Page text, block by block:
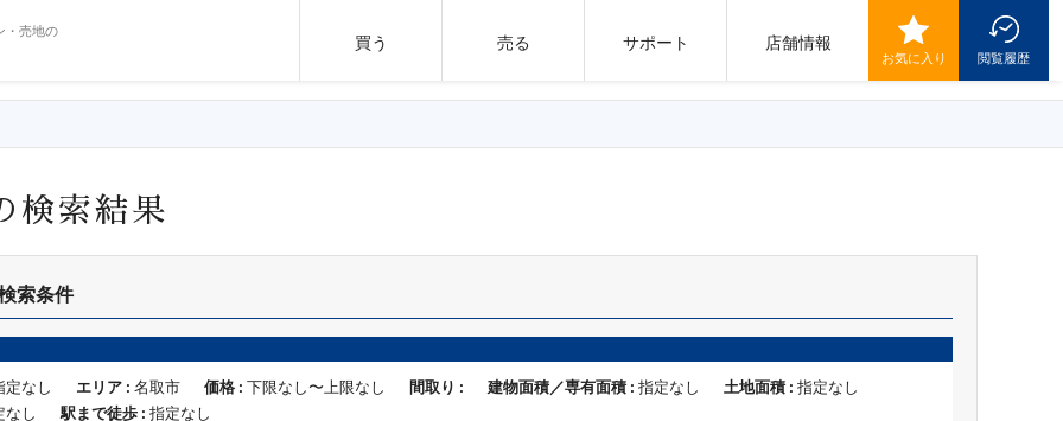
・売地の
買う 売る サポート 店舗情報
お気に入り 閲覧履歴
検索結果
索条件
定なし エリア : 名取市 価格 : 下限なし〜上限なし 間取り : 建物面積／専有面積 : 指定なし 土地面積 : 指定なし
なし
駅まで徒歩 : 指定なし